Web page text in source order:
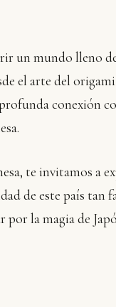
un mundo lleno
el arte del
conexión
te invitamos a
de este país tan
la magia de